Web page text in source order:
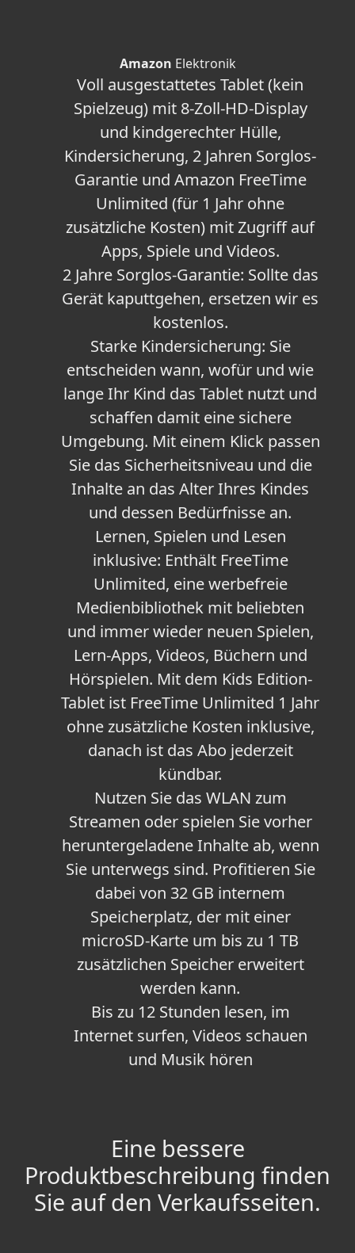
Amazon Elektronik
Voll ausgestattetes Tablet (kein
Spielzeug) mit 8-Zoll-HD-Display
und kindgerechter Hülle,
Kindersicherung, 2 Jahren Sorglos-
Garantie und Amazon FreeTime
Unlimited (für 1 Jahr ohne
zusätzliche Kosten) mit Zugriff auf
Apps, Spiele und Videos.
2 Jahre Sorglos-Garantie: Sollte das
Gerät kaputtgehen, ersetzen wir es
kostenlos.
Starke Kindersicherung: Sie
entscheiden wann, wofür und wie
lange Ihr Kind das Tablet nutzt und
schaffen damit eine sichere
Umgebung. Mit einem Klick passen
Sie das Sicherheitsniveau und die
Inhalte an das Alter Ihres Kindes
und dessen Bedürfnisse an.
Lernen, Spielen und Lesen
inklusive: Enthält FreeTime
Unlimited, eine werbefreie
Medienbibliothek mit beliebten
und immer wieder neuen Spielen,
Lern-Apps, Videos, Büchern und
Hörspielen. Mit dem Kids Edition-
Tablet ist FreeTime Unlimited 1 Jahr
ohne zusätzliche Kosten inklusive,
danach ist das Abo jederzeit
kündbar.
Nutzen Sie das WLAN zum
Streamen oder spielen Sie vorher
heruntergeladene Inhalte ab, wenn
Sie unterwegs sind. Profitieren Sie
dabei von 32 GB internem
Speicherplatz, der mit einer
microSD-Karte um bis zu 1 TB
zusätzlichen Speicher erweitert
werden kann.
Bis zu 12 Stunden lesen, im
Internet surfen, Videos schauen
und Musik hören
Eine bessere
Produktbeschreibung finden
Sie auf den Verkaufsseiten.